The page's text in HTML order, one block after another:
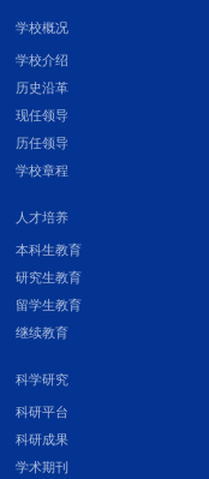
学校概况
学校介绍
历史沿革
现任领导
历任领导
学校章程
人才培养
本科生教育
研究生教育
留学生教育
继续教育
科学研究
科研平台
科研成果
学术期刊